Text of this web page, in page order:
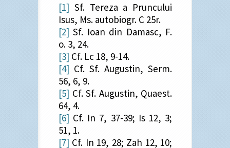
[1] Sf. Tereza a Pruncului
Isus, Ms. autobiogr. C 25r.
[2] Sf. Ioan din Damasc, F.
o. 3, 24.
[3] Cf. Lc 18, 9-14.
[4] Cf. Sf. Augustin, Serm.
56, 6, 9.
[5] Cf. Sf. Augustin, Quaest.
64, 4.
[6] Cf. In 7, 37-39; Is 12, 3;
51, 1.
[7] Cf. In 19, 28; Zah 12, 10;